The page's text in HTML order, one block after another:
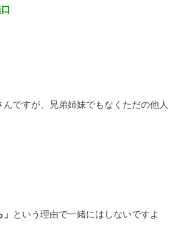
んですが、兄弟姉妹でもなくただの他人
という理由で一緒にはしないですよ